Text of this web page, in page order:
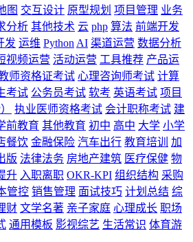
图 交互设计 原型规划 项目管理 业务
分析 其他技术 云 php 算法 前端开发
发 运维 Python AI 渠道运营 数据分析
视频运营 活动运营 工具推荐 产品运
师资格证考试 心理咨询师考试 计算
考试 公务员考试 软考 英语考试 项目
执业医师资格考试 会计职称考试 建
前教育 其他教育 初中 高中 大学 小学
餐饮 金融保险 汽车出行 教育培训
加
版 法律法务 房地产建筑 医疗保健 物
升 入职离职 OKR-KPI 组织结构 采购
管控 销售管理 面试技巧 计划总结 综
财 文学名著 亲子家庭 心理成长 职场
通用模板 影视综艺 生活常识 体育游